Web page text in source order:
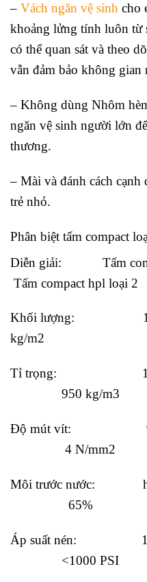
– Vách ngăn vệ sinh cho
khoảng lửng tính luôn từ
có thể quan sát và theo
vẫn đảm bảo không gian
– Không dùng Nhôm
ngăn vệ sinh người lớn
thương.
– Mài và đánh cách
trẻ nhỏ.
Phân biệt tấm compact
Diễn giải: Tấm
Tấm compact hpl loại 2
Khối lượng:
kg/m2
Tỉ trọng:
950 kg/m3
Độ mút
4 N/mm2
Môi trước nước:
65%
Áp suất
<1000 PSI